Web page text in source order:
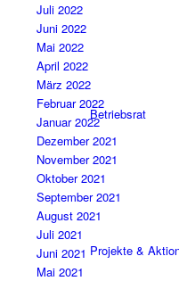
Betriebsrat
Projekte &
Juli 2022
Juni 2022
Mai 2022
April 2022
März 2022
Februar 2022
Januar 2022
Dezember 2021
November 2021
Oktober 2021
September 2021
August 2021
Juli 2021
Juni 2021
Mai 2021